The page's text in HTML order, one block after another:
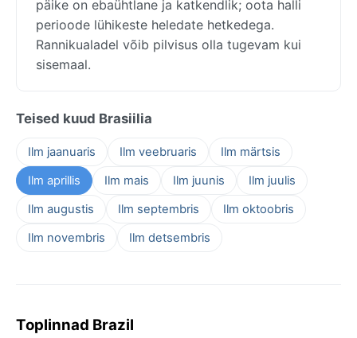
päike on ebaühtlane ja katkendlik; oota halli
perioode lühikeste heledate hetkedega.
Rannikualadel võib pilvisus olla tugevam kui
sisemaal.
Teised kuud Brasiilia
Ilm jaanuaris Ilm veebruaris
Ilm märtsis
Ilm aprillis
Ilm mais Ilm juunis
Ilm juulis
Ilm augustis
Ilm septembris
Ilm oktoobris
Ilm novembris
Ilm detsembris
Toplinnad Brazil